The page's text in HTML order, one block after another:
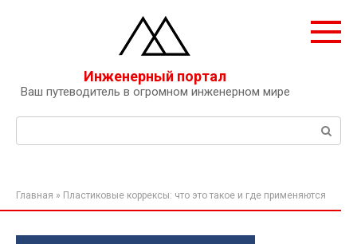
Инженерный портал
Ваш путеводитель в огромном инженерном мире
Поиск:
Главная » Пластиковые коррексы: что это такое и где применяются